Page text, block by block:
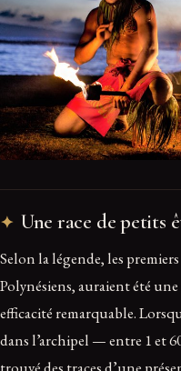
Une race de petits
Selon la légende, les
Polynésiens, auraient été
efficacité remarquable.
dans l’archipel — entre 1 et
trouvé des traces d’une